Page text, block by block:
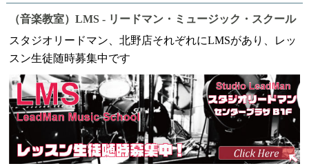
2023.08.17
K.Country
MK様 LeD11rs/Cst 制作工程
2023.06.22
K.Country
MK様 LeD11rs/Cst 制作工程
2023.06.15
Topics
（音楽教室）LMS - リードマン・ミュージック・スクール
スタジオリードマン、北野店それぞれにLMSがあり、レッ
スン生徒随時募集中です